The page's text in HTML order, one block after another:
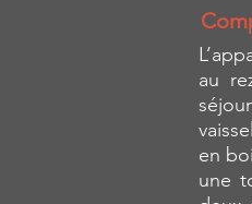
au
en
une